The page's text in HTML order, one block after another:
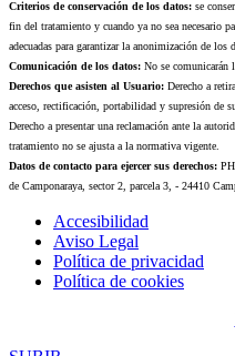
Criterios de conservación de los datos: se
fin del tratamiento y cuando ya no sea necesario
adecuadas para garantizar la anonimización de
Comunicación de los datos: No se comunicarán
Derechos que asisten al Usuario: Derecho a
acceso, rectificación, portabilidad y supresión de
Derecho a presentar una reclamación ante la
tratamiento no se ajusta a la normativa vigente.
Datos de contacto para ejercer sus derechos:
de Camponaraya, sector 2, parcela 3, - 24410
Accesibilidad
Aviso Legal
Política de privacidad
Política de cookies